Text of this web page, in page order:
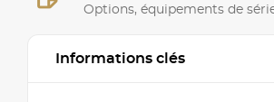
Options, équipements de
Informations clés